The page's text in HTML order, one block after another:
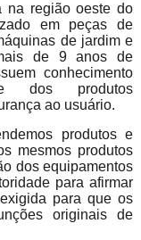
na região oeste do
em peças de
de jardim e
de 9 anos de
conhecimento
dos produtos
ao usuário.
produtos e
mesmos produtos
dos equipamentos
para afirmar
para que os
originais de